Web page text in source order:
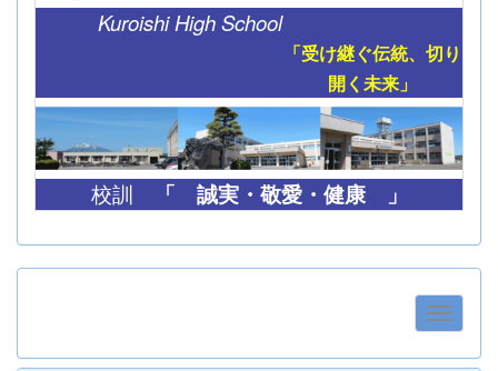
Kuroishi High School
「受け継ぐ伝統、切り
開く未来」
校訓 「 誠実・敬愛・健康 」